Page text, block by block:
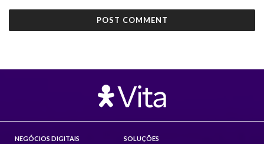
NEGÓCIOS DIGITAIS
SOLUÇÕES